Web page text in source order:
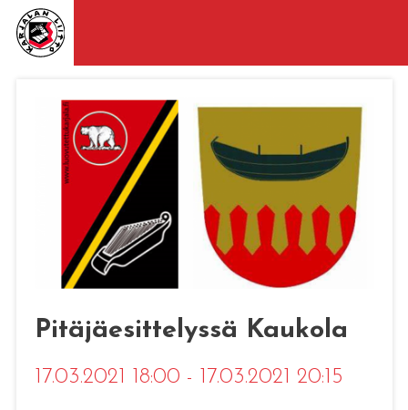
Pitäjäesittelyssä Kaukola
17.03.2021 18:00 - 17.03.2021 20:15